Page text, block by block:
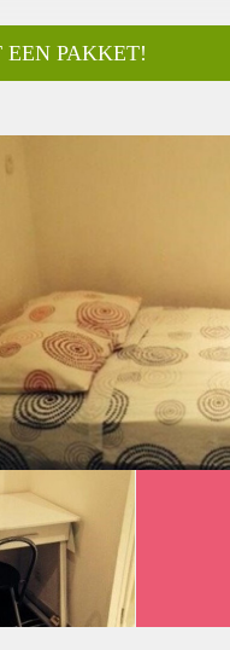
EEN PAKKET!